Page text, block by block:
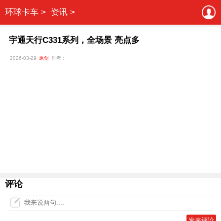
环球卡车 > 资讯 >
宇通天行C331系列，全场景 亮点多
2026-03-29 原创 作者：
评论